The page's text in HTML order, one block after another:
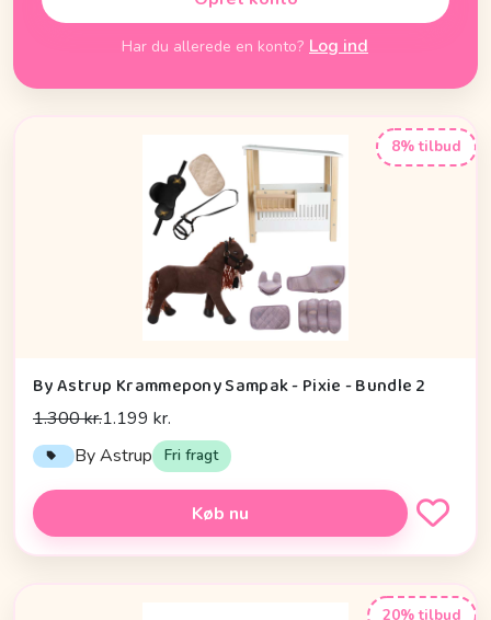
Har du allerede en konto? Log ind
8% tilbud
By Astrup Krammepony Sampak - Pixie - Bundle 2
1.300 kr.1.199 kr.
By Astrup Fri fragt
Køb nu
20% tilbud